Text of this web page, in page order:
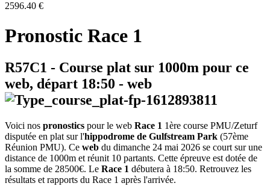
2596.40 €
Pronostic Race 1
R57C1 - Course plat sur 1000m pour ce
web, départ 18:50 - web
Voici nos pronostics pour le web Race 1 1ère course PMU/Zeturf
disputée en plat sur l'hippodrome de Gulfstream Park (57ème
Réunion PMU). Ce web du dimanche 24 mai 2026 se court sur une
distance de 1000m et réunit 10 partants. Cette épreuve est dotée de
la somme de 28500€. Le Race 1 débutera à 18:50. Retrouvez les
résultats et rapports du Race 1 après l'arrivée.